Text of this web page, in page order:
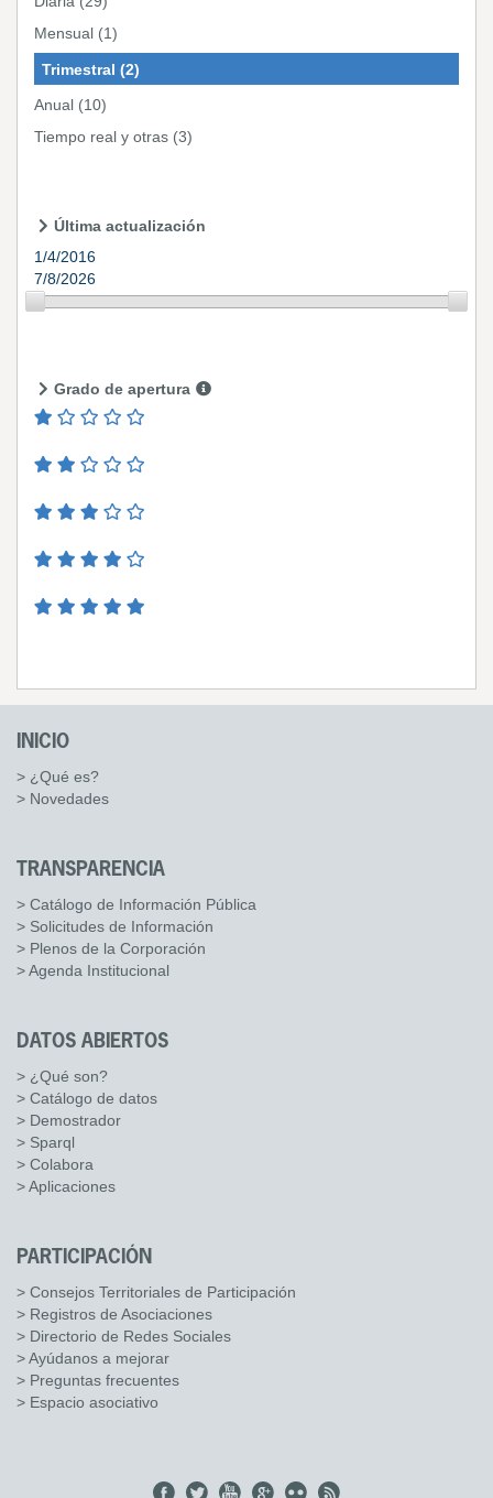
Mensual (1)
Trimestral (2)
Anual (10)
Tiempo real y otras (3)
Última actualización
1/4/2016
7/8/2026
Grado de apertura
INICIO
> ¿Qué es?
> Novedades
TRANSPARENCIA
> Catálogo de Información Pública
> Solicitudes de Información
> Plenos de la Corporación
> Agenda Institucional
DATOS ABIERTOS
> ¿Qué son?
> Catálogo de datos
> Demostrador
> Sparql
> Colabora
> Aplicaciones
PARTICIPACIÓN
> Consejos Territoriales de Participación
> Registros de Asociaciones
> Directorio de Redes Sociales
> Ayúdanos a mejorar
> Preguntas frecuentes
> Espacio asociativo